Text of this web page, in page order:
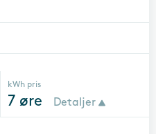
kWh pris
7 øre Detaljer